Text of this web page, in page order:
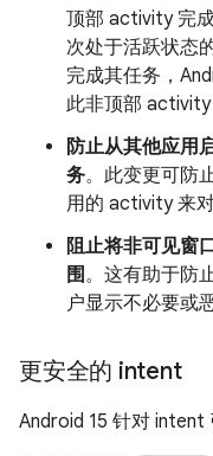
顶部 activity 完
次处于活跃状态
完成其任务，
此非顶部 activity
防止从其他应用
务。此变更可防
用的 activity 来
阻止将非可见窗
围。这有助于防
户显示不必要或
更安全的 intent
Android 15 针对 intent